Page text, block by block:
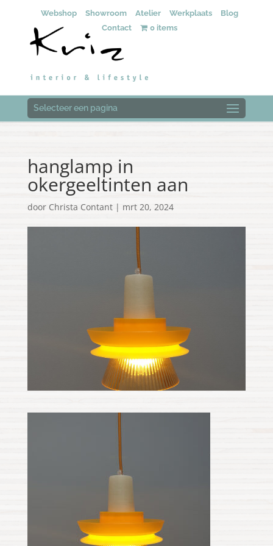
Webshop Showroom Atelier Werkplaats
Blog
Contact
0 items
Selecteer een pagina
hanglamp in
okergeeltinten aan
door Christa Contant| mrt 20, 2024